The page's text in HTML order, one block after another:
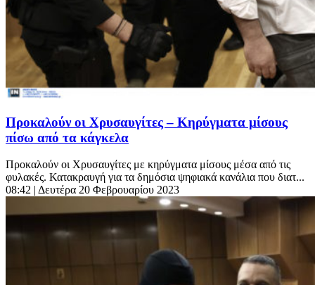
Προκαλούν οι Χρυσαυγίτες – Κηρύγματα μίσους
πίσω από τα κάγκελα
Προκαλούν οι Χρυσαυγίτες με κηρύγματα μίσους μέσα από τις
φυλακές. Κατακραυγή για τα δημόσια ψηφιακά κανάλια που διατ...
08:42 | Δευτέρα 20 Φεβρουαρίου 2023